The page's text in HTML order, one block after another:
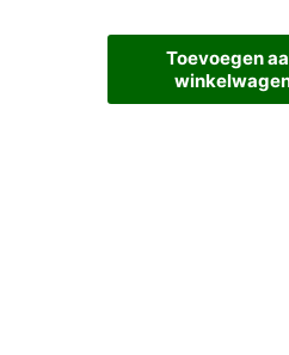
Toevoegen